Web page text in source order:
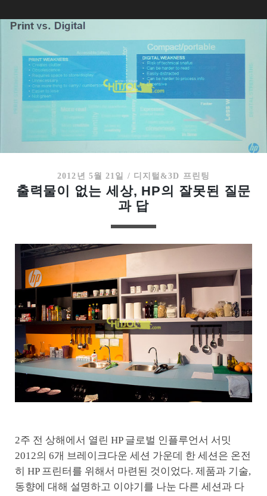
2012년 5월 21일 / 디지털&3D 프린팅
출력물이 없는 세상, HP의 잘못된 질문
과 답
2주 전 상해에서 열린 HP 글로벌 인플루언서 서밋
2012의 6개 브레이크다운 세션 가운데 한 세션은 온전
히 HP 프린터를 위해서 마련된 것이었다. 제품과 기술,
동향에 대해 설명하고 이야기를 나눈 다른 세션과 다